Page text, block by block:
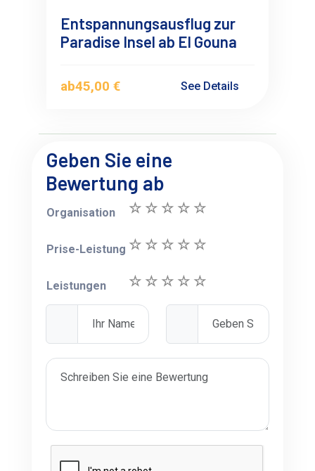
Entspannungsausflug zur
Paradise Insel ab El Gouna
ab45,00 € See Details
Geben Sie eine
Bewertung ab
Organisation
Prise-Leistung
Leistungen